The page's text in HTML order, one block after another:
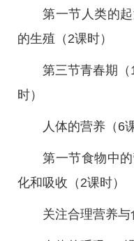
第一节人类的
的生殖（2课时）
第三节青春期
时）
人体的营养（6
第一节食物中
化和吸收（2课时）
关注合理营养与